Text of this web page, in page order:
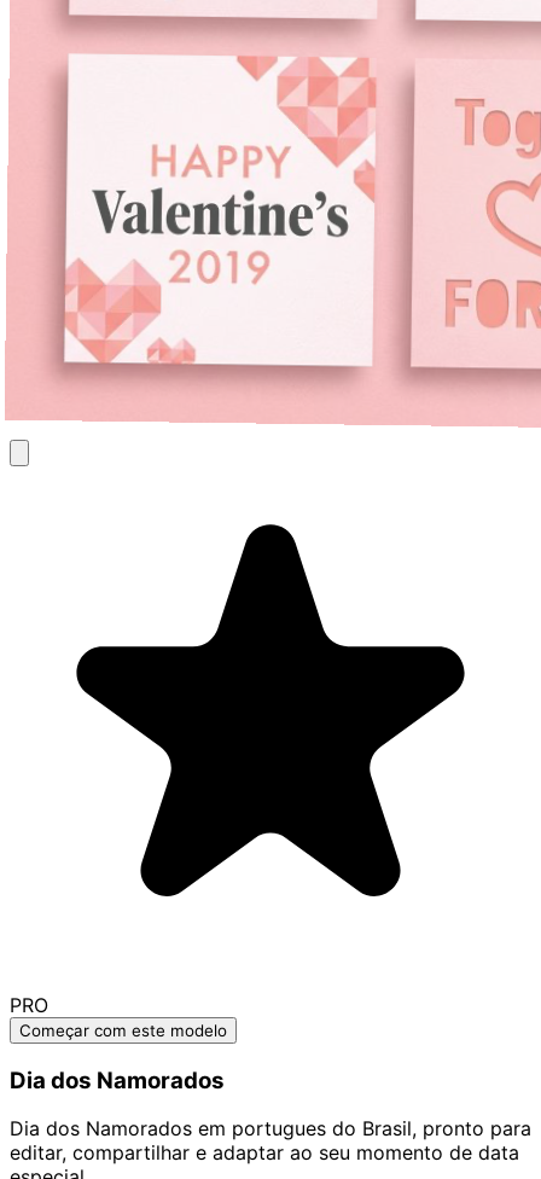
PRO
Começar com este modelo
Dia dos Namorados
Dia dos Namorados em portugues do Brasil, pronto para
editar, compartilhar e adaptar ao seu momento de data